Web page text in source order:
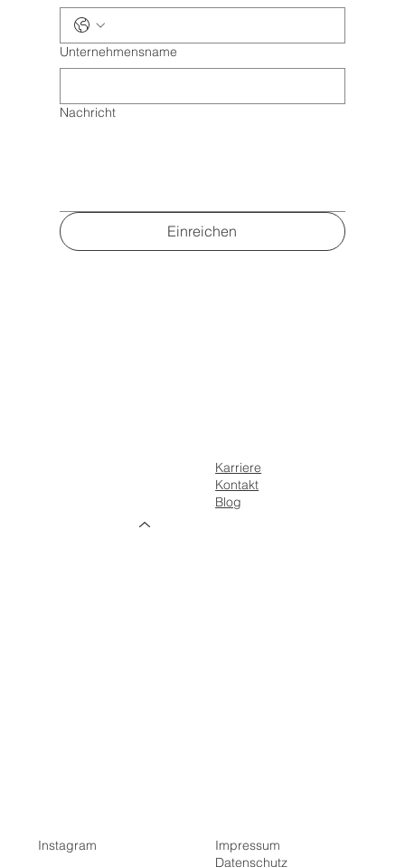
Unternehmensname
Nachricht
Einreichen
Karriere
Kontakt
Blog
Impressum
Datenschutz
Instagram